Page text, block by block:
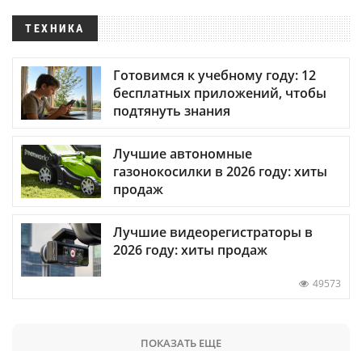
ТЕХНИКА
Готовимся к учебному году: 12
бесплатных приложений, чтобы
подтянуть знания
Лучшие автономные
газонокосилки в 2026 году: хиты
продаж
Лучшие видеорегистраторы в
2026 году: хиты продаж
49573
ПОКАЗАТЬ ЕЩЕ